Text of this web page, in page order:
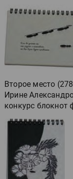
Второе место
Ирине
конкурс